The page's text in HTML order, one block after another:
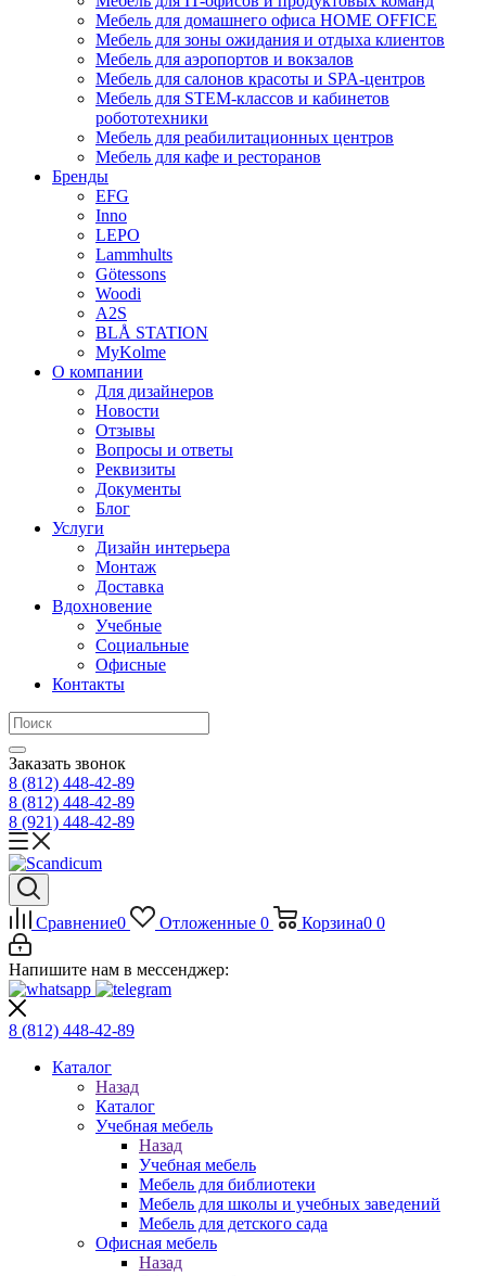
Мебель для домашнего офиса HOME OFFICE
Мебель для зоны ожидания и отдыха клиентов
Мебель для аэропортов и вокзалов
Мебель для салонов красоты и SPA-центров
Мебель для STEM-классов и кабинетов
робототехники
Мебель для реабилитационных центров
Мебель для кафе и ресторанов
Бренды
EFG
Inno
LEPO
Lammhults
Götessons
Woodi
A2S
BLÅ STATION
MyKolme
О компании
Для дизайнеров
Новости
Отзывы
Вопросы и ответы
Реквизиты
Документы
Блог
Услуги
Дизайн интерьера
Монтаж
Доставка
Вдохновение
Учебные
Социальные
Офисные
Контакты
Заказать звонок
8 (812) 448-42-89
8 (812) 448-42-89
8 (921) 448-42-89
Сравнение0 Отложенные 0 Корзина0 0
Напишите нам в мессенджер:
8 (812) 448-42-89
Каталог
Назад
Каталог
Учебная мебель
Назад
Учебная мебель
Мебель для библиотеки
Мебель для школы и учебных заведений
Мебель для детского сада
Офисная мебель
Назад